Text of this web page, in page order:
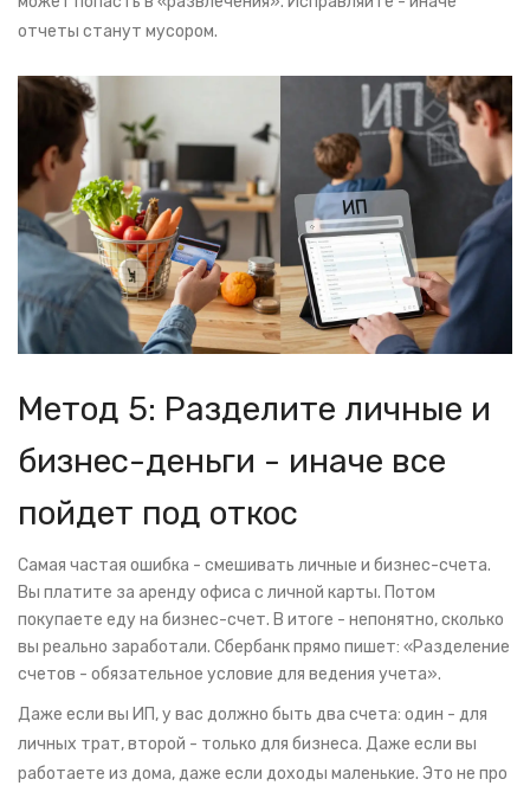
отчеты станут мусором.
Метод 5: Разделите личные и
бизнес-деньги - иначе все
пойдет под откос
Самая частая ошибка - смешивать личные и бизнес-счета.
Вы платите за аренду офиса с личной карты. Потом
покупаете еду на бизнес-счет. В итоге - непонятно, сколько
вы реально заработали. Сбербанк прямо пишет: «Разделение
счетов - обязательное условие для ведения учета».
Даже если вы ИП, у вас должно быть два счета: один - для
личных трат, второй - только для бизнеса. Даже если вы
работаете из дома, даже если доходы маленькие. Это не про